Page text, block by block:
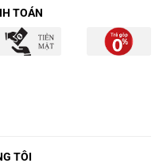
TOÁN
TÔI